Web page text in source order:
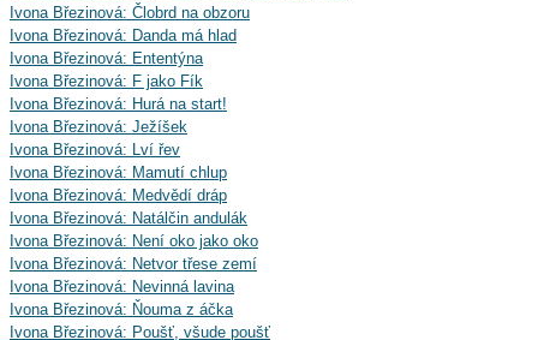
Ivona Březinová: Člobrd na obzoru
Ivona Březinová: Danda má hlad
Ivona Březinová: Ententýna
Ivona Březinová: F jako Fík
Ivona Březinová: Hurá na start!
Ivona Březinová: Ježíšek
Ivona Březinová: Lví řev
Ivona Březinová: Mamutí chlup
Ivona Březinová: Medvědí dráp
Ivona Březinová: Natálčin andulák
Ivona Březinová: Není oko jako oko
Ivona Březinová: Netvor třese zemí
Ivona Březinová: Nevinná lavina
Ivona Březinová: Ňouma z áčka
Ivona Březinová: Poušť, všude poušť